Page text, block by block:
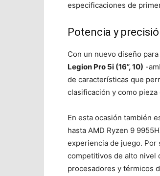
especificaciones de
Potencia y
Con un nuevo diseño
Legion Pro 5i (16”, 10) -
de características que
clasificación y como
En esta ocasión también
hasta AMD Ryzen 9
experiencia de juego. Por
competitivos de alto nivel
procesadores y térmicos